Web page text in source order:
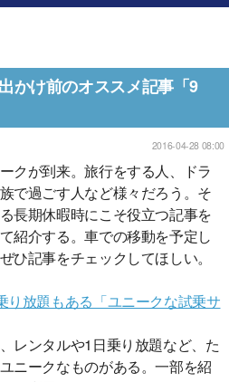
け前のオススメ記事「9
2016-04-28 08:00
クが到来。旅行をする人、ドラ
で過ごす人など様々だろう。そ
長期休暇時にこそ役立つ記事を
紹介する。車での移動を予定し
ひ記事をチェックしてほしい。
放題もある「ユニークな試乗サ
レンタルや1日乗り放題など、た
ニークなものがある。一部を紹